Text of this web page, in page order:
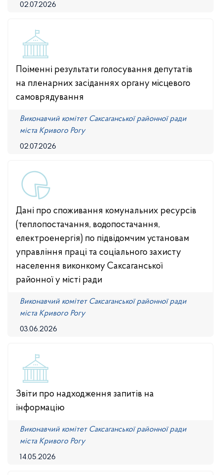
02.07.2026
Поіменні результати голосування депутатів
на пленарних засіданнях органу місцевого
самоврядування
02.07.2026
Виконавчий комітет Саксаганської районної ради
міста Кривого Рогу
Дані про споживання комунальних ресурсів
(теплопостачання, водопостачання,
електроенергія) по підвідомчим установам
управління праці та соціального захисту
населення виконкому Саксаганської
районної у місті ради
03.06.2026
Виконавчий комітет Саксаганської районної ради
міста Кривого Рогу
Звіти про надходження запитів на
інформацію
14.05.2026
Виконавчий комітет Саксаганської районної ради
міста Кривого Рогу